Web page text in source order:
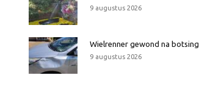
9 augustus 2026
Wielrenner gewond na botsing
9 augustus 2026